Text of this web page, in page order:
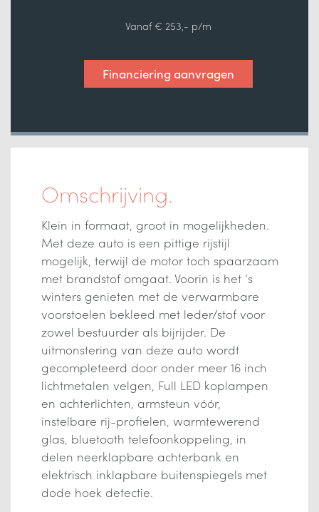
Vanaf € 253,- p/m
Financiering aanvragen
Omschrijving.
Klein in formaat, groot in mogelijkheden.
Met deze auto is een pittige rijstijl
mogelijk, terwijl de motor toch spaarzaam
met brandstof omgaat. Voorin is het ’s
winters genieten met de verwarmbare
voorstoelen bekleed met leder/stof voor
zowel bestuurder als bijrijder. De
uitmonstering van deze auto wordt
gecompleteerd door onder meer 16 inch
lichtmetalen velgen, Full LED koplampen
en achterlichten, armsteun vóór,
instelbare rij-profielen, warmtewerend
glas, bluetooth telefoonkoppeling, in
delen neerklapbare achterbank en
elektrisch inklapbare buitenspiegels met
dode hoek detectie.